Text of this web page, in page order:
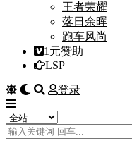
王者荣耀
落日余晖
跑车风尚
1元赞助
LSP
登录